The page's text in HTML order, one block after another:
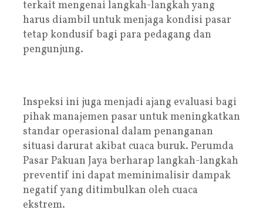
terkait mengenai langkah-langkah yang
harus diambil untuk menjaga kondisi pasar
tetap kondusif bagi para pedagang dan
pengunjung.
Inspeksi ini juga menjadi ajang evaluasi bagi
pihak manajemen pasar untuk meningkatkan
standar operasional dalam penanganan
situasi darurat akibat cuaca buruk. Perumda
Pasar Pakuan Jaya berharap langkah-langkah
preventif ini dapat meminimalisir dampak
negatif yang ditimbulkan oleh cuaca
ekstrem.